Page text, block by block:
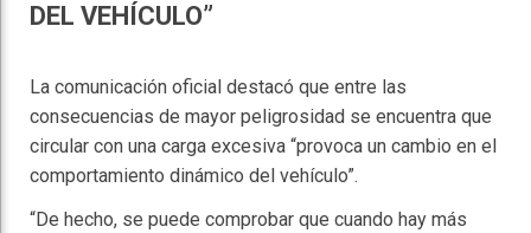
DEL VEHÍCULO”
La comunicación oficial destacó que entre las
consecuencias de mayor peligrosidad se encuentra que
circular con una carga excesiva “provoca un cambio en el
comportamiento dinámico del vehículo”.
“De hecho, se puede comprobar que cuando hay más